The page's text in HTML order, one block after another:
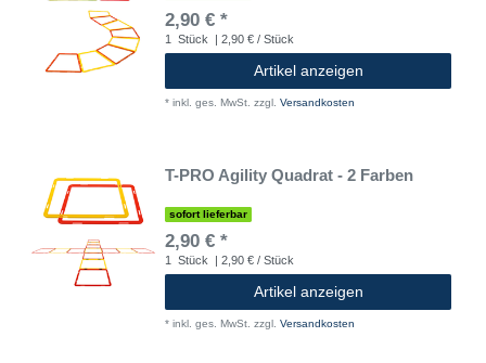
2,90 € *
1 Stück | 2,90 € / Stück
Artikel anzeigen
* inkl. ges. MwSt. zzgl. Versandkosten
T-PRO Agility Quadrat - 2 Farben
sofort lieferbar
2,90 € *
1 Stück | 2,90 € / Stück
Artikel anzeigen
* inkl. ges. MwSt. zzgl. Versandkosten